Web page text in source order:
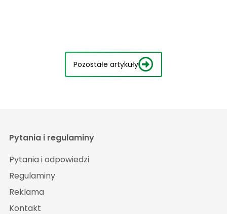
Pozostałe artykuły
Pytania i regulaminy
Pytania i odpowiedzi
Regulaminy
Reklama
Kontakt